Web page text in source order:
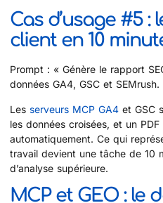
Cas d’usage #5 :
client en 10
Prompt : « Génère le rapport
données GA4, GSC et SEMrush.
Les serveurs MCP GA4 et GSC
les données croisées, et un
automatiquement. Ce qui
travail devient une tâche de 10
d’analyse supérieure.
MCP et GEO : le